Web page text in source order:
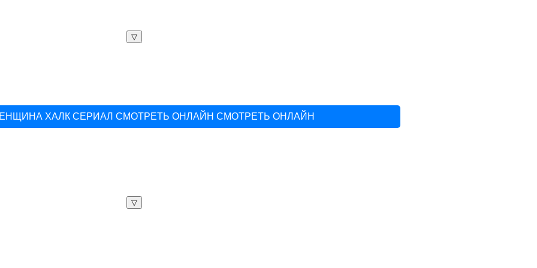
▽
ХАЛК СЕРИАЛ СМОТРЕТЬ ОНЛАЙН СМОТРЕТЬ ОНЛАЙН
▽